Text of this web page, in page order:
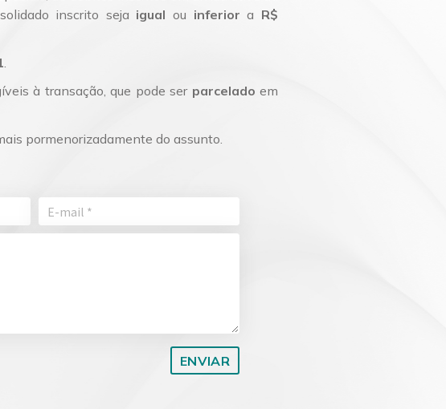
Direito Previdenciário
inscrito seja igual ou inferior a R$
.
à transação, que pode ser parcelado em
pormenorizadamente do assunto.